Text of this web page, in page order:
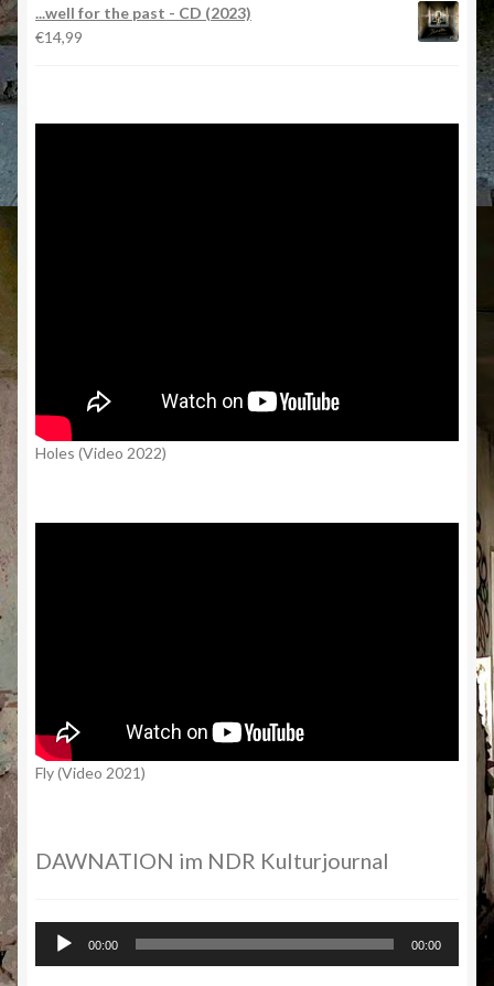
...well for the past - CD (2023)
€14,99
Holes (Video 2022)
Fly (Video 2021)
DAWNATION im NDR Kulturjournal
Audio-
Player
00:00 00:00